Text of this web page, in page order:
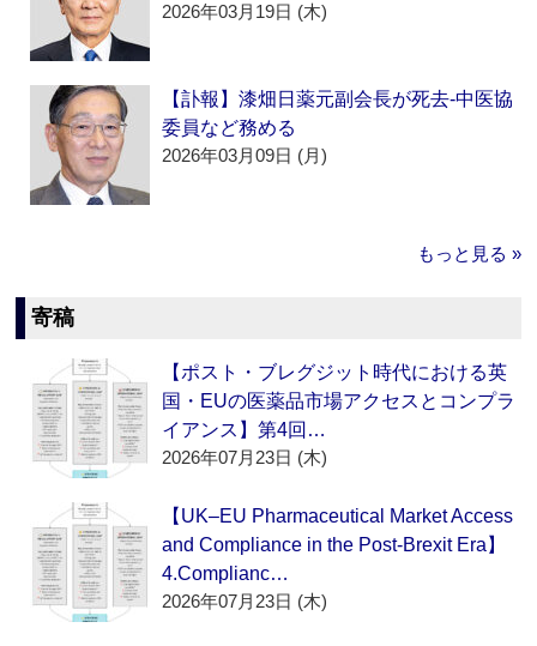
2026年03月19日 (木)
【訃報】漆畑日薬元副会長が死去‐中医協
委員など務める
2026年03月09日 (月)
もっと見る »
寄稿
【ポスト・ブレグジット時代における英
国・EUの医薬品市場アクセスとコンプラ
イアンス】第4回…
2026年07月23日 (木)
【UK–EU Pharmaceutical Market Access
and Compliance in the Post-Brexit Era】
4.Complianc…
2026年07月23日 (木)